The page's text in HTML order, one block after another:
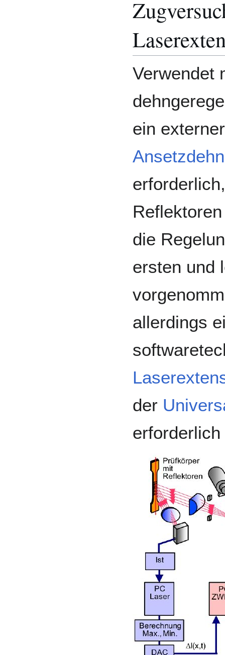
Verwendet
ein externer
die
ersten und
allerdings
der